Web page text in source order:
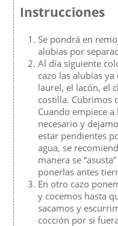
Instrucciones
Se pondrá en
alubias por
Al día siguiente
cazo las alubias
laurel, el lacón, el
costilla. Cubrimos
Cuando empiece
necesario y
estar pendientes
agua, se
manera se
ponerlas antes
En otro cazo
y cocemos hasta
sacamos y
cocción por si